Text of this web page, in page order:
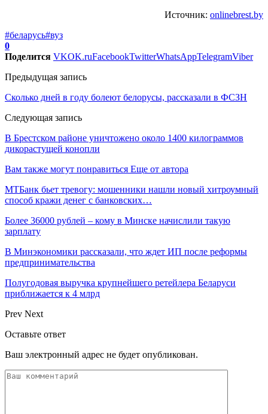
Источник: onlinebrest.by
#беларусь#вуз
0
Поделится VKOK.ruFacebookTwitterWhatsAppTelegramViber
Предыдущая запись
Сколько дней в году болеют белорусы, рассказали в ФСЗН
Следующая запись
В Брестском районе уничтожено около 1400 килограммов
дикорастущей конопли
Вам также могут понравиться Еще от автора
МТБанк бьет тревогу: мошенники нашли новый хитроумный
способ кражи денег с банковских…
Более 36000 рублей – кому в Минске начислили такую
зарплату
В Минэкономики рассказали, что ждет ИП после реформы
предпринимательства
Полугодовая выручка крупнейшего ретейлера Беларуси
приближается к 4 млрд
Prev Next
Оставьте ответ
Ваш электронный адрес не будет опубликован.